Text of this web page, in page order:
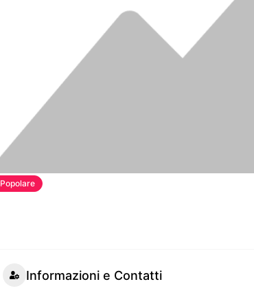
Popolare
Informazioni e Contatti